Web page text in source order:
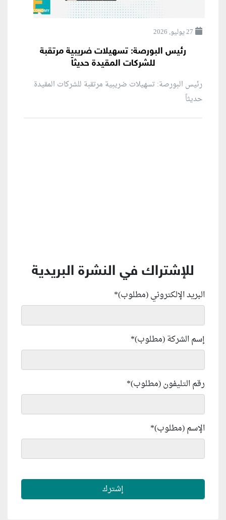
27 يوليو, 2026
رئيس البورصة: تسهيلات ضريبية مرتقبة
للشركات المقيدة حديثاً
رئيس البورصة: تسهيلات ضريبية مرتقبة للشركات المقيدة
حديثاً
للإشتراك في النشرة البريدية
البريد الإلكتروني (مطلوب)*
إسم الشركة (مطلوب)*
رقم التليفون (مطلوب)*
الإسم (مطلوب)*